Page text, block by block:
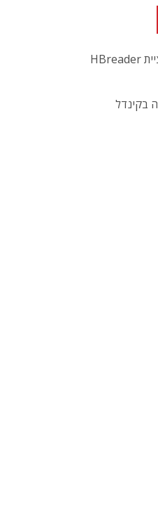
ספרים דיגיטליים נשלחים לאפליקציית HBreader
בקינדל